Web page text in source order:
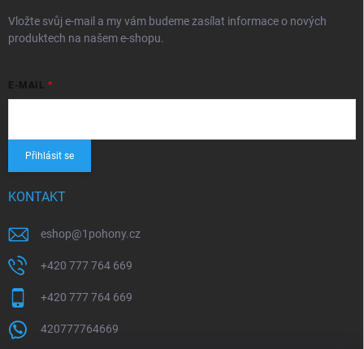
Vložte svůj e-mail a my vám budeme zasílat informace o nových
produktech na našem e-shopu.
E-MAIL
Přihlásit se
KONTAKT
eshop@1pohony.cz
+420 777 764 669
+420 777 764 669
420777764669